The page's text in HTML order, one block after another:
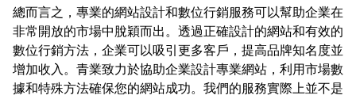
總而言之，專業的網站設計和數位行銷服務可以幫助企業在
非常開放的市場中脫穎而出。透過正確設計的網站和有效的
數位行銷方法，企業可以吸引更多客戶，提高品牌知名度並
增加收入。青業致力於協助企業設計專業網站，利用市場數
據和特殊方法確保您的網站成功。我們的服務實際上並不是